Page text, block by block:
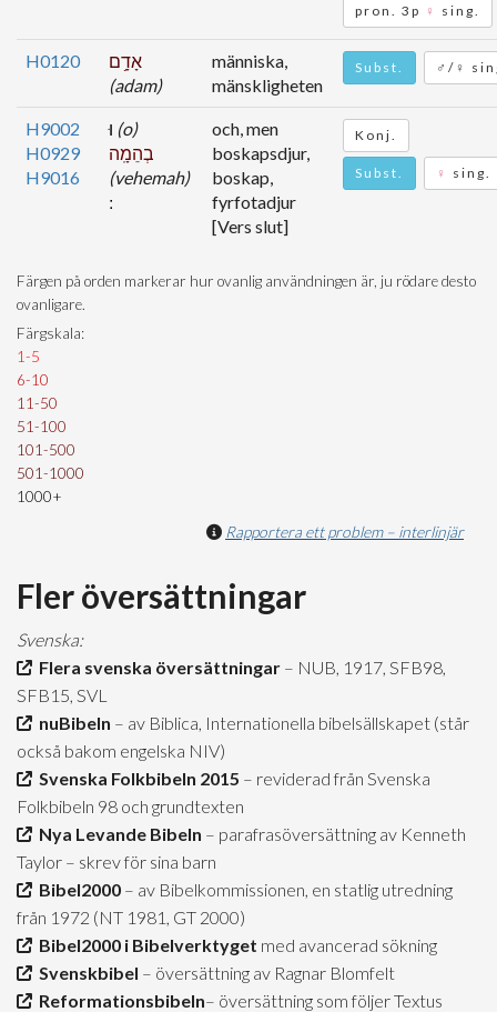
pron. 3p ♀ sing.
H0120
אָדָ֥ם
(adam)
människa,
mänskligheten
Subst. ♂/♀
H9002
H0929
H9016
(o)
בְהֵמָֽה
(vehemah)
och, men
boskapsdjur,
boskap,
fyrfotadjur
[Vers slut]
Konj.
Subst. ♀ sing.
Färgen på orden markerar hur ovanlig användningen är, ju rödare desto
ovanligare.
Färgskala:
1-5
6-10
11-50
51-100
101-500
501-1000
1000+
Rapportera ett problem – interlinjär
Fler översättningar
Svenska:
Flera svenska översättningar – NUB, 1917, SFB98,
SFB15, SVL
nuBibeln – av Biblica, Internationella bibelsällskapet (står
också bakom engelska NIV)
Svenska Folkbibeln 2015 – reviderad från Svenska
Folkbibeln 98 och grundtexten
Nya Levande Bibeln – parafrasöversättning av Kenneth
Taylor – skrev för sina barn
Bibel2000 – av Bibelkommissionen, en statlig utredning
från 1972 (NT 1981, GT 2000)
Bibel2000 i Bibelverktyget med avancerad sökning
Svenskbibel – översättning av Ragnar Blomfelt
Reformationsbibeln– översättning som följer Textus